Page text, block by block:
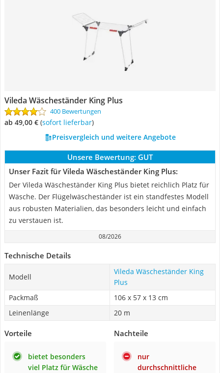
Vileda Wäscheständer King Plus
400 Bewertungen
ab 49,00 € ( Sofort lieferbar)
Preisvergleich und weitere Angebote
Unsere Bewertung: GUT
Unser Fazit für Vileda Wäscheständer King Plus:
Der Vileda Wäscheständer King Plus bietet reichlich Platz für
Wäsche. Der Flügelwäscheständer ist ein standfestes Modell
aus robusten Materialien, das besonders leicht und einfach
zu verstauen ist.
08/2026
Technische Details
Modell
Vileda Wäscheständer King
Plus
Packmaß
106 x 57 x 13 cm
Leinenlänge
20 m
Vorteile
bietet besonders
viel Platz für Wäsche
Nachteile
nur
durchschnittliche